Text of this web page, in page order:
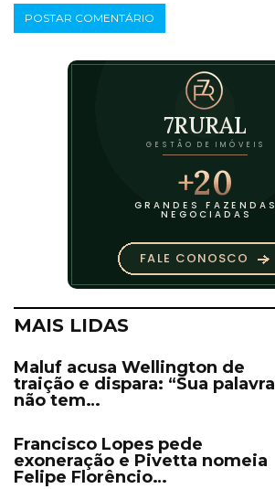
MAIS LIDAS
Maluf acusa Wellington de
traição e dispara: “Sua palavra
não tem…
Francisco Lopes pede
exoneração e Pivetta nomeia
Felipe Florêncio…